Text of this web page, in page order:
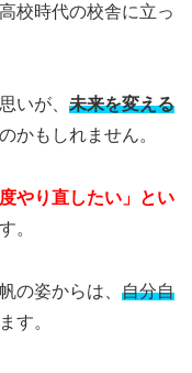
校時代の校舎に立っ
いが、 未来を変える
かもしれません。
度やり直したい」とい
。
の姿からは、 自分自
す。